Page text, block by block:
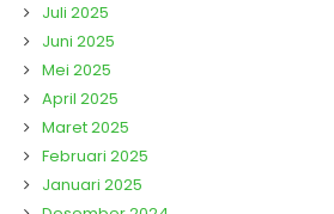
Juli 2025
Juni 2025
Mei 2025
April 2025
Maret 2025
Februari 2025
Januari 2025